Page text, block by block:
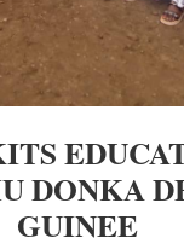
DONKA
GUINEE